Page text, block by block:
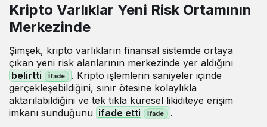
Kripto Varlıklar Yeni Risk Ortamının
Merkezinde
Şimşek, kripto varlıkların finansal sistemde ortaya
çıkan yeni risk alanlarının merkezinde yer aldığını
belirtti
. Kripto işlemlerin saniyeler içinde
gerçekleşebildiğini, sınır ötesine kolaylıkla
aktarılabildiğini ve tek tıkla küresel likiditeye erişim
imkanı sunduğunu ifade etti
.